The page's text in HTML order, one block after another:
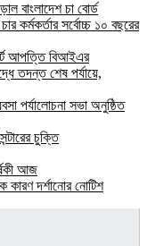
বাংলাদেশ চা বোর্ড
কর্মকর্তার সর্বোচ্চ ১০ বছরের
আপত্তি বিআইএর
তদন্ত শেষ পর্যায়ে,
পর্যালোচনা সভা অনুষ্ঠিত
চুক্তি
আজ
দর্শানোর নোটিশ